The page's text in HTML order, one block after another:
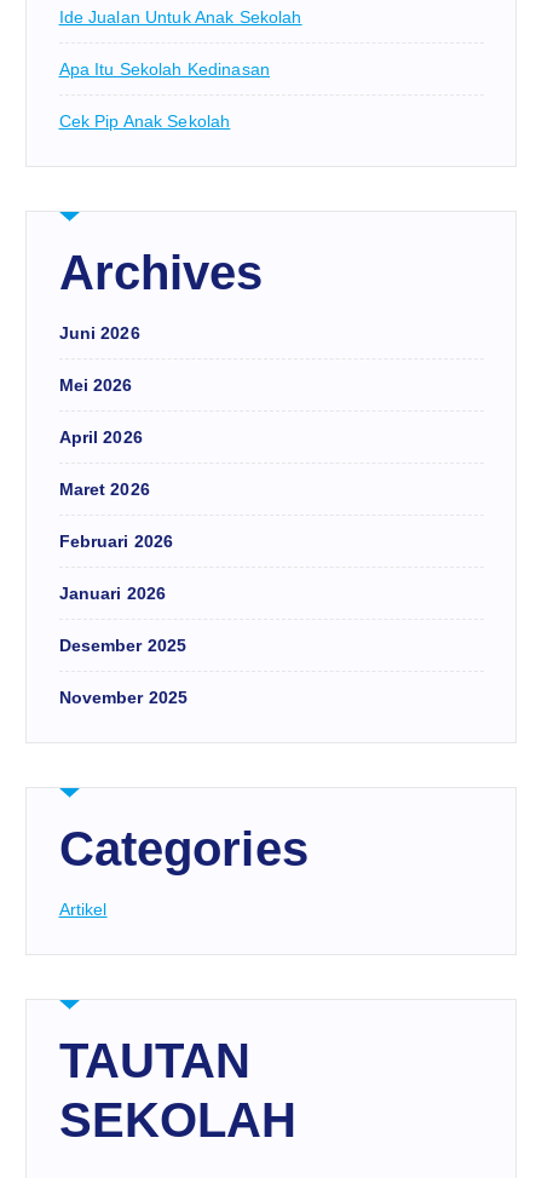
Ide Jualan Untuk Anak Sekolah
Apa Itu Sekolah Kedinasan
Cek Pip Anak Sekolah
Archives
Juni 2026
Mei 2026
April 2026
Maret 2026
Februari 2026
Januari 2026
Desember 2025
November 2025
Categories
Artikel
TAUTAN
SEKOLAH